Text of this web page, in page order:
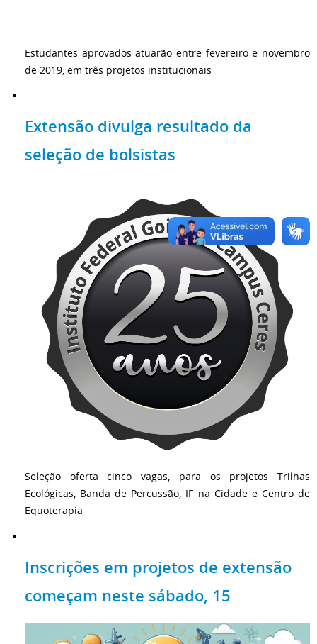
Estudantes aprovados atuarão entre fevereiro e novembro
de 2019, em três projetos institucionais
Extensão divulga resultado da
seleção de bolsistas
Seleção oferta cinco vagas, para os projetos Trilhas
Ecológicas, Banda de Percussão, IF na Cidade e Centro de
Equoterapia
Inscrições em projetos de extensão
começam neste sábado, 15